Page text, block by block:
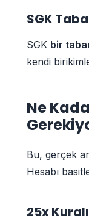
SGK
SGK bir
kendi
Ne
Bu, gerçek
Hesabı
25x Kuralı